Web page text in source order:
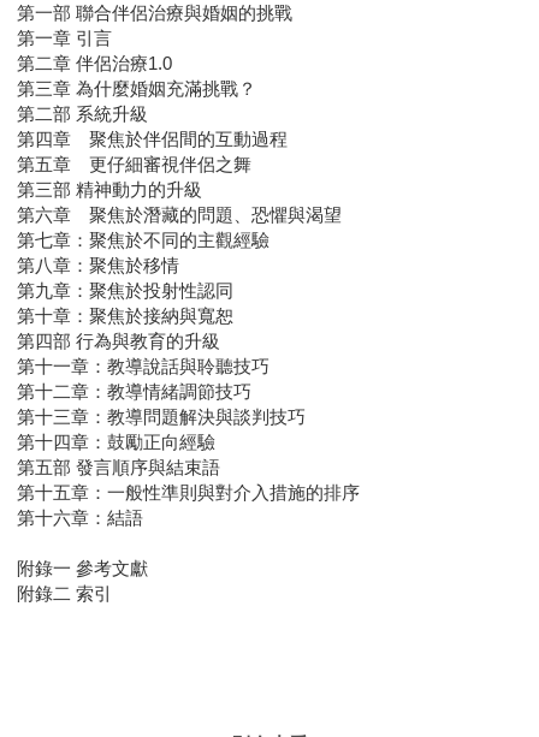
第一部 聯合伴侶治療與婚姻的挑戰
第一章 引言
第二章 伴侶治療1.0
第三章 為什麼婚姻充滿挑戰？
第二部 系統升級
第四章 聚焦於伴侶間的互動過程
第五章 更仔細審視伴侶之舞
第三部 精神動力的升級
第六章 聚焦於潛藏的問題、恐懼與渴望
第七章：聚焦於不同的主觀經驗
第八章：聚焦於移情
第九章：聚焦於投射性認同
第十章：聚焦於接納與寬恕
第四部 行為與教育的升級
第十一章：教導說話與聆聽技巧
第十二章：教導情緒調節技巧
第十三章：教導問題解決與談判技巧
第十四章：鼓勵正向經驗
第五部 發言順序與結束語
第十五章：一般性準則與對介入措施的排序
第十六章：結語
附錄一 參考文獻
附錄二 索引